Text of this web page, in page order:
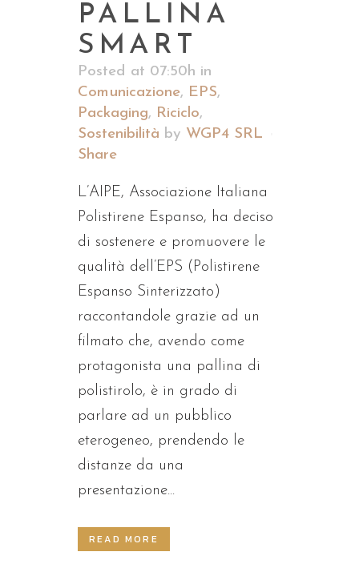
PALLINA
SMART
Posted at 07:50h in
Comunicazione, EPS,
Packaging, Riciclo,
Sostenibilità by WGP4 SRL
Share
L’AIPE, Associazione Italiana
Polistirene Espanso, ha deciso
di sostenere e promuovere le
qualità dell’EPS (Polistirene
Espanso Sinterizzato)
raccontandole grazie ad un
filmato che, avendo come
protagonista una pallina di
polistirolo, è in grado di
parlare ad un pubblico
eterogeneo, prendendo le
distanze da una
presentazione...
READ MORE